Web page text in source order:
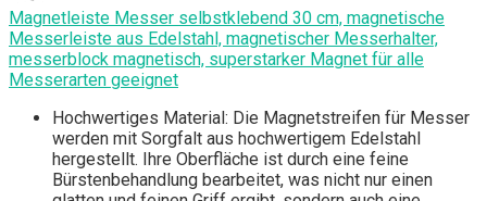
Magnetleiste Messer selbstklebend 30 cm, magnetische
Messerleiste aus Edelstahl, magnetischer Messerhalter,
messerblock magnetisch, superstarker Magnet für alle
Messerarten geeignet
Hochwertiges Material: Die Magnetstreifen für Messer
werden mit Sorgfalt aus hochwertigem Edelstahl
hergestellt. Ihre Oberfläche ist durch eine feine
Bürstenbehandlung bearbeitet, was nicht nur einen